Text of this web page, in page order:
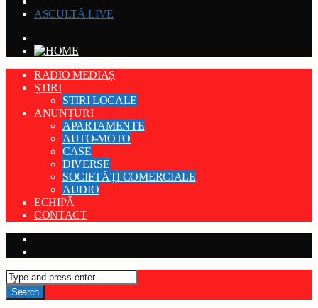
ASCULTĂ LIVE
RADIO MEDIAȘ
ȘTIRI
STIRI LOCALE
ANUNȚURI
APARTAMENTE
AUTO-MOTO
CASE
DIVERSE
SOCIETĂȚI COMERCIALE
AUDIO
ECHIPĂ
CONTACT